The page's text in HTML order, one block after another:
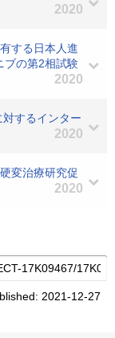
2020
する日本人進
ブの第2相試験
2020
するインター
2020
変治療研究促
2020
2021-12-27